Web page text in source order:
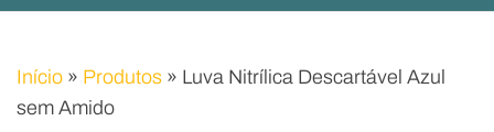
Início » Produtos » Luva Nitrílica Descartável Azul
sem Amido